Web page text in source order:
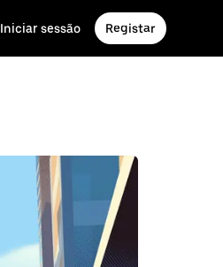
Iniciar sessão Registar